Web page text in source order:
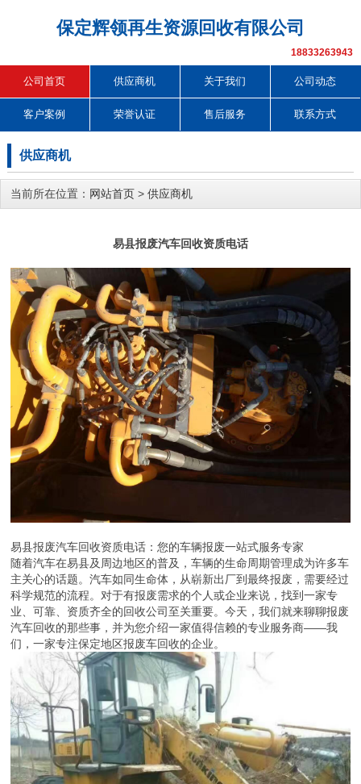
保定辉领再生资源回收有限公司
18833263943
公司首页 供应商机 关于我们 公司动态
客户案例 荣誉认证 售后服务 联系方式
供应商机
当前所在位置： 网站首页 > 供应商机
易县报废汽车回收资质电话
易县报废汽车回收资质电话：您的车辆报废一站式服务专家
随着汽车在易县及周边地区的普及，车辆的生命周期管理成为许多车
主关心的话题。汽车如同生命体，从崭新出厂到最终报废，需要经过
科学规范的流程。对于有报废需求的个人或企业来说，找到一家专
业、可靠、资质齐全的回收公司至关重要。今天，我们就来聊聊报废
汽车回收的那些事，并为您介绍一家值得信赖的专业服务商——我
们，一家专注保定地区报废车回收的企业。